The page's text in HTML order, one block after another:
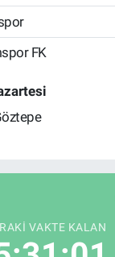
FK
VAKTE KALAN